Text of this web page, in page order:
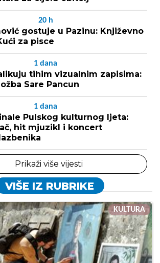
20 h
gostuje u Pazinu: Književno
za pisce
1 dana
tihim vizualnim zapisima:
Sare Pancun
1 dana
Pulskog kulturnog ljeta:
hit mjuzikl i koncert
Prikaži više vijesti
VIŠE IZ RUBRIKE
KULTURA